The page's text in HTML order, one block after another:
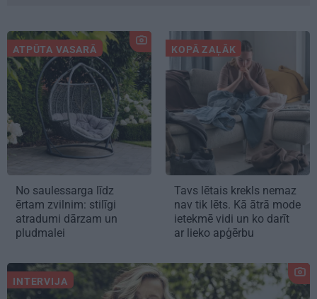
ATPŪTA VASARĀ
No saulessarga līdz
ērtam zvilnim: stilīgi
atradumi dārzam un
pludmalei
KOPĀ ZAĻĀK
Tavs lētais krekls nemaz
nav tik lēts. Kā ātrā mode
ietekmē vidi un ko darīt
ar lieko apģērbu
INTERVIJA